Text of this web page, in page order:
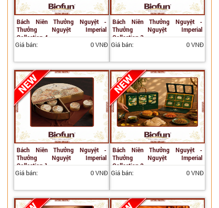
Bách Niên Thưởng Nguyệt -
Thưởng Nguyệt Imperial
Collection 4
Giá bán: 0 VNĐ
Bách Niên Thưởng Nguyệt -
Thưởng Nguyệt Imperial
Collection 3
Giá bán: 0 VNĐ
Bách Niên Thưởng Nguyệt -
Thưởng Nguyệt Imperial
Collection 1
Giá bán: 0 VNĐ
Bách Niên Thưởng Nguyệt -
Thưởng Nguyệt Imperial
Collection 2
Giá bán: 0 VNĐ